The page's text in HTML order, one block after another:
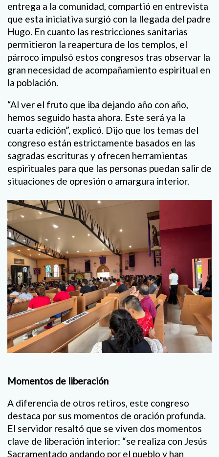
entrega a la comunidad, compartió en entrevista
que esta iniciativa surgió con la llegada del padre
Hugo. En cuanto las restricciones sanitarias
permitieron la reapertura de los templos, el
párroco impulsó estos congresos tras observar la
gran necesidad de acompañamiento espiritual en
la población.
“Al ver el fruto que iba dejando año con año,
hemos seguido hasta ahora. Este será ya la
cuarta edición”, explicó. Dijo que los temas del
congreso están estrictamente basados en las
sagradas escrituras y ofrecen herramientas
espirituales para que las personas puedan salir de
situaciones de opresión o amargura interior.
Momentos de liberación
A diferencia de otros retiros, este congreso
destaca por sus momentos de oración profunda.
El servidor resaltó que se viven dos momentos
clave de liberación interior: “se realiza con Jesús
Sacramentado andando por el pueblo y han